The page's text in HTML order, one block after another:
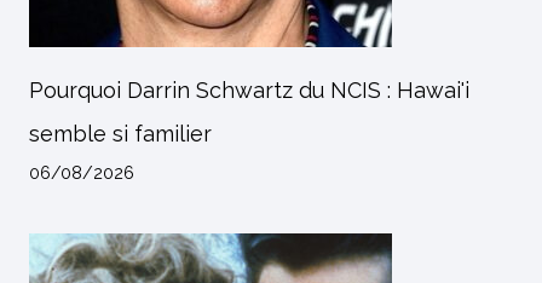
Pourquoi Darrin Schwartz du NCIS : Hawai'i
semble si familier
06/08/2026